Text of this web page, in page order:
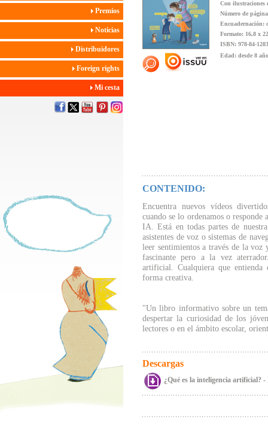
Premios
Noticias
Distribuidores
Foreign rights
Mi cesta
Con ilustraciones
Número de
Encuadernación:
Formato: 16,8 x
ISBN: 978-84-
Edad: desde 8
CONTENIDO:
Encuentra nuevos vídeos
cuando se lo ordenamos o
IA. Está en todas partes de
asistentes de voz o sistemas de
leer sentimientos a través de la voz
fascinante pero a la vez
artificial. Cualquiera que
forma creativa.
"Un libro informativo sobre un
despertar la curiosidad de los
lectores o en el ámbito escolar,
Descargas
¿Qué es la inteligencia artificial? -